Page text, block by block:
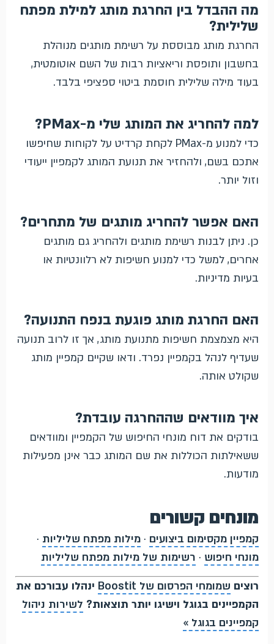
מה ההבדל בין החרגת מותג למילת מפתח
שלילית?
החרגת מותג מבוססת על רשימת מותגים מנוהלת
בחשבון ותופסת וריאציות רבות של השם אוטומטית,
בעוד מילה שלילית חוסמת ביטוי ספציפי בלבד.
למה להחריג את המותג שלי מ-PMax?
כדי למנוע מ-PMax לקחת קרדיט על לקוחות שחיפשו
אתכם בשם, ולהחזיר את תנועת המותג לקמפיין ייעודי
וזול יותר.
האם אפשר להחריג מותגים של מתחרים?
כן. ניתן לבנות רשימת מותגים ולהחריג גם מותגים
אחרים, למשל כדי למנוע חשיפות לא רלוונטיות או
בעיות מדיניות.
האם החרגת מותג פוגעת בנפח התנועה?
היא מצמצמת חשיפות מתנועת מותג, אך זו לרוב תנועה
שעדיף לנהל בקמפיין נפרד. ודאו שקיים קמפיין מותג
שקולט אותה.
איך מוודאים שההחרגה עובדת?
בודקים את דוח מונחי החיפוש של הקמפיין ומוודאים
ששאילתות הכוללות את שם המותג כבר אינן מפעילות
מודעות.
מונחים קשורים
קמפיין מקסימום ביצועים · מילות מפתח שליליות ·
מונחי חיפוש · רשימות של מילות מפתח שליליות
רוצים שמומחי הפרסום של Boostit
ינהלו עבורכם את
הקמפיינים בגוגל וישיגו יותר תוצאות? לשירות ניהול
קמפיינים בגוגל »